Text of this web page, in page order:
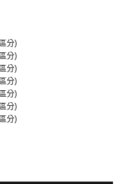
分)
分)
分)
分)
分)
分)
分)